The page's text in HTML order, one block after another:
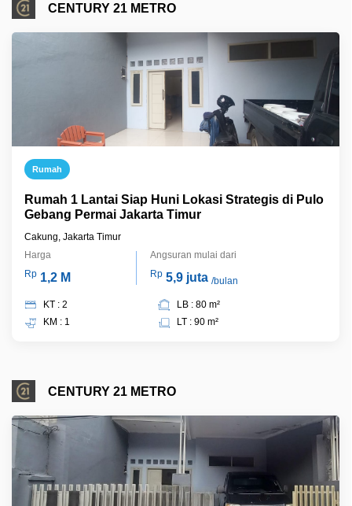
CENTURY 21 METRO
Rumah
Rumah 1 Lantai Siap Huni Lokasi Strategis di Pulo
Gebang Permai Jakarta Timur
Cakung, Jakarta Timur
Harga
Rp 1,2 M
Angsuran mulai dari
Rp 5,9 juta /bulan
KT : 2
KM : 1
LB : 80 m²
LT : 90 m²
CENTURY 21 METRO